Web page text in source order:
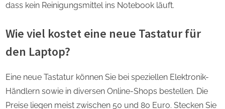
dass kein Reinigungsmittel ins Notebook läuft.
Wie viel kostet eine neue Tastatur für
den Laptop?
Eine neue Tastatur können Sie bei speziellen Elektronik-
Händlern sowie in diversen Online-Shops bestellen. Die
Preise liegen meist zwischen 50 und 80 Euro. Stecken Sie